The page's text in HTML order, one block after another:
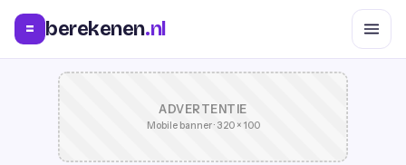
= berekenen.nl
ADVERTENTIE
Mobile banner · 320 × 100